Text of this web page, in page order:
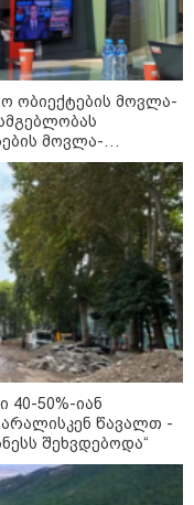
საკუთარი
მოკლა, შემდეგ კი
გახსნა - რა
ცნობილი
მომხდარი
ფასები
შეიცვალა - რომელ
ბენზინი ყველაზე
იაფი
პირდაპირ ეთერში:
ლაივის
ის ადგილზე
- რას ამბობს
მექსიკის პოლიცია
ობიექტების მოვლა-
მოვლა-
შექმნა
40-50%-იან
წავალთ -
შეხვდებოდა“